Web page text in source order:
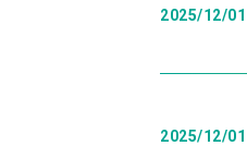
2025/12/01
2025/12/01